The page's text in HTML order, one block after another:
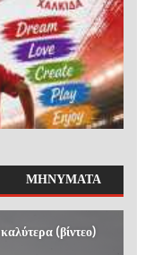
ΜΗΝΥΜΑΤΑ
(βίντεο)